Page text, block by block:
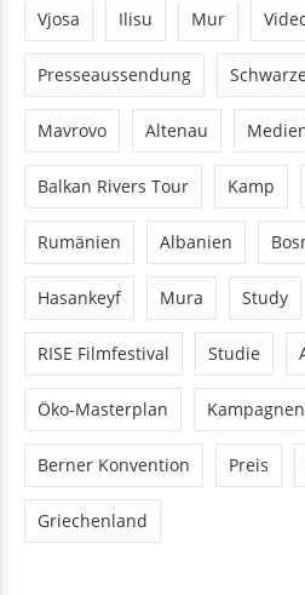
Vjosa Ilisu Mur
Presseaussendung
Mavrovo Altenau
Balkan Rivers Tour Kamp
Rumänien Albanien
Hasankeyf Mura Study
RISE Filmfestival Studie
Öko-Masterplan
Berner Konvention Preis
Griechenland